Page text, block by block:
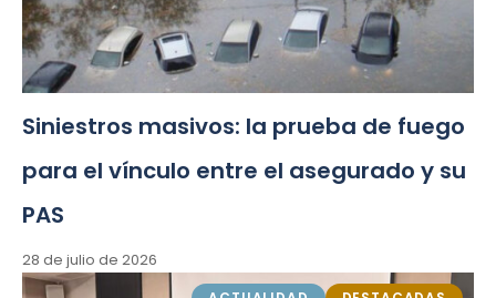
Siniestros masivos: la prueba de fuego
para el vínculo entre el asegurado y su
PAS
28 de julio de 2026